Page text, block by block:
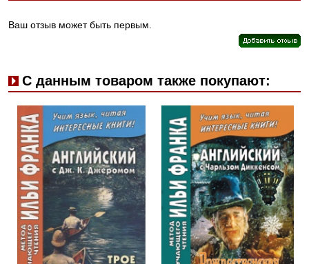
Ваш отзыв может быть первым.
С данным товаром также покупают: